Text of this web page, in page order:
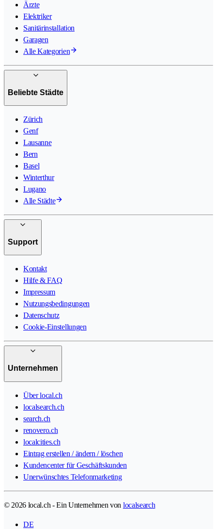
Ärzte
Elektriker
Sanitärinstallation
Garagen
Alle Kategorien
Beliebte Städte
Zürich
Genf
Lausanne
Bern
Basel
Winterthur
Lugano
Alle Städte
Support
Kontakt
Hilfe & FAQ
Impressum
Nutzungsbedingungen
Datenschutz
Cookie-Einstellungen
Unternehmen
Über local.ch
localsearch.ch
search.ch
renovero.ch
localcities.ch
Eintrag erstellen / ändern / löschen
Kundencenter für Geschäftskunden
Unerwünschtes Telefonmarketing
© 2026 local.ch - Ein Unternehmen von localsearch
DE